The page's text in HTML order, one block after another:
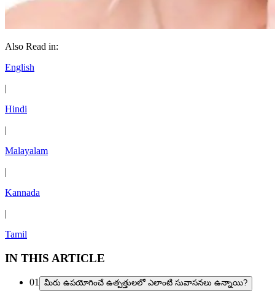
Also Read in:
English
|
Hindi
|
Malayalam
|
Kannada
|
Tamil
IN THIS ARTICLE
01 మీరు ఉపయోగించే ఉత్పత్తులలో ఎలాంటి సువాసనలు ఉన్నాయి?